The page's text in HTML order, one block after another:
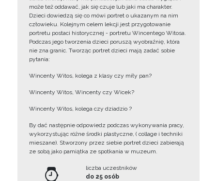
może też oddawać, jak się czuje lub jaki ma charakter.
Dzieci dowiedzą się co mówi portret o ukazanym na nim
człowieku. Kolejnym celem lekcji jest przygotowanie
portretu postaci historycznej - portretu Wincentego Witosa.
Podczas jego tworzenia dzieci poruszą wyobraźnię, która
nie zna granic. Tworząc portret dzieci mają zadać sobie
pytania:
Wincenty Witos, kolega z klasy czy miły pan?
Wincenty Witos, Wincenty czy Wicek?
Wincenty Witos, kolega czy dziadzio ?
By dać następnie odpowiedz podczas wykonywania pracy,
wykorzystując różne środki plastyczne, ( collage i techniki
mieszane). Stworzony przez siebie portret dzieci zabierają
ze sobą jako pamiątka ze spotkania w muzeum.
liczba uczestników
do 25 osób